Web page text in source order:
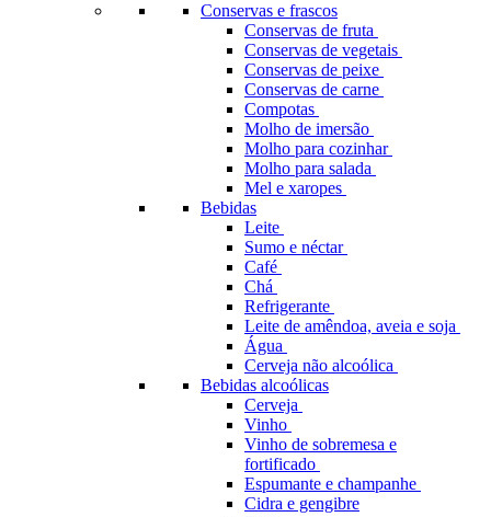
Conservas e frascos
Conservas de fruta
Conservas de vegetais
Conservas de peixe
Conservas de carne
Compotas
Molho de imersão
Molho para cozinhar
Molho para salada
Mel e xaropes
Bebidas
Leite
Sumo e néctar
Café
Chá
Refrigerante
Leite de amêndoa, aveia e soja
Água
Cerveja não alcoólica
Bebidas alcoólicas
Cerveja
Vinho
Vinho de sobremesa e
fortificado
Espumante e champanhe
Cidra e gengibre